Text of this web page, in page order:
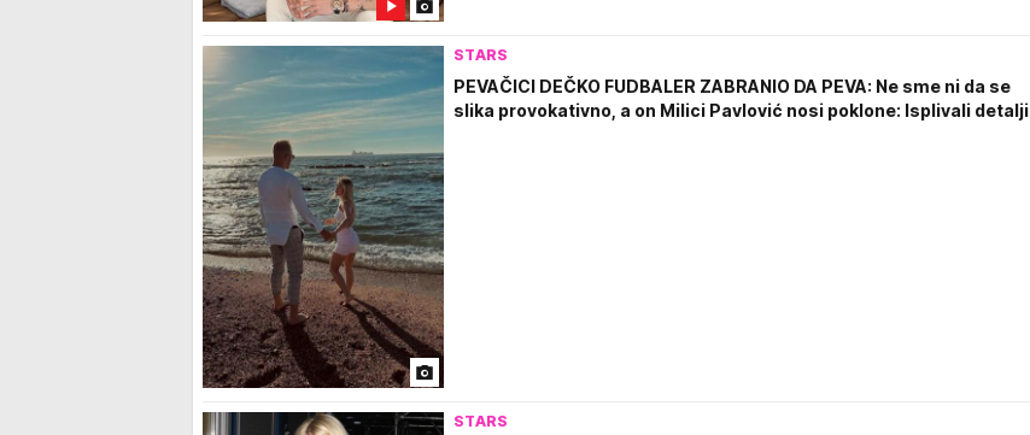
STARS
PEVAČICI DEČKO FUDBALER ZABRANIO DA PEVA: Ne sme ni da se
slika provokativno, a on Milici Pavlović nosi poklone: Isplivali detalji
STARS